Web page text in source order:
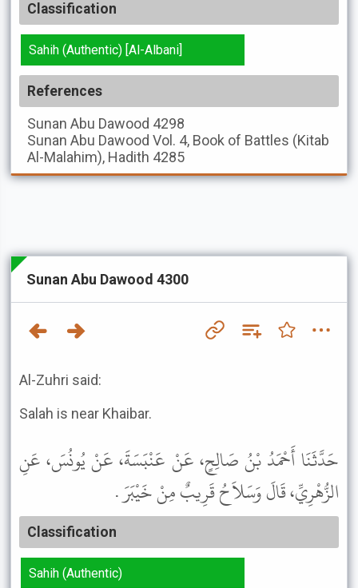
Classification
Sahih (Authentic) [Al-Albani]
References
Sunan Abu Dawood 4298
Sunan Abu Dawood Vol. 4, Book of Battles (Kitab
Al-Malahim), Hadith 4285
Sunan Abu Dawood 4300
Al-Zuhri said:
Salah is near Khaibar.
حَدَّثَنَا أَحْمَدُ بْنُ صَالِحٍ، عَنْ عَنْبَسَةَ، عَنْ يُونُسَ، عَنِ
الزُّهْرِيِّ، قَالَ وَسَلاَحُ قَرِيبٌ مِنْ خَيْبَرَ .
Classification
Sahih (Authentic)